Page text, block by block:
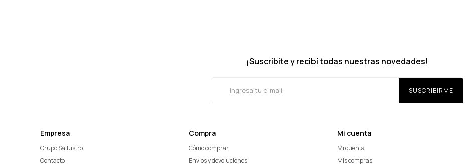
Empresa
Grupo Sallustro
Contacto
Compra
Cómo comprar
Envíos y devoluciones
Mi cuenta
Mi cuenta
Mis compras
¡Suscribite y recibí todas nuestras novedades!
SUSCRIBIRME